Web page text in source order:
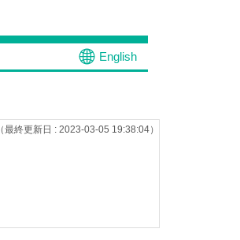
English
（最終更新日 : 2023-03-05 19:38:04）